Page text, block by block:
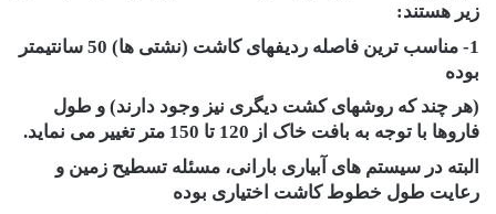
زیر هستند:
1- مناسب ترین فاصله ردیفهای کاشت (نشتی ها) 50 سانتیمتر
بوده
(هر چند که روشهای کشت دیگری نیز وجود دارند) و طول
فاروها با توجه به بافت خاک از 120 تا 150 متر تغییر می نماید.
البته در سیستم های آبیاری بارانی، مسئله تسطیح زمین و
رعایت طول خطوط کاشت اختیاری بوده